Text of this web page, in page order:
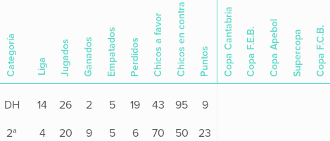
Categoría Liga Jugados Ganados Empatados Perdidos Chicos a favor Chicos en contra Puntos Copa Cantabria Copa F.E.B. Copa Apebol Supercopa Copa F.C.B.
DH 14 26 2 5 19 43 95 9
2ª 4 20 9 5 6 70 50 23